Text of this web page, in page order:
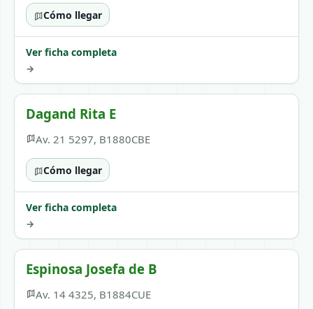
Cómo llegar
Ver ficha completa
→
Dagand Rita E
Av. 21 5297, B1880CBE
Cómo llegar
Ver ficha completa
→
Espinosa Josefa de B
Av. 14 4325, B1884CUE